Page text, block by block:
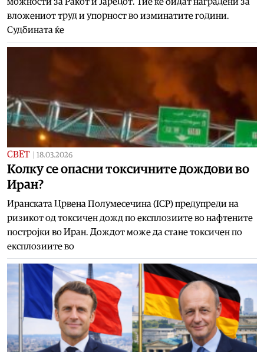
вложениот труд и упорност во изминатите години.
Судбината ќе
СВЕТ 18.03.2026
Колку се опасни токсичните дождови во
Иран?
Иранската Црвена Полумесечина (ICP) предупреди на
ризикот од токсичен дожд по експлозиите во нафтените
постројки во Иран. Дождот може да стане токсичен по
експлозиите во